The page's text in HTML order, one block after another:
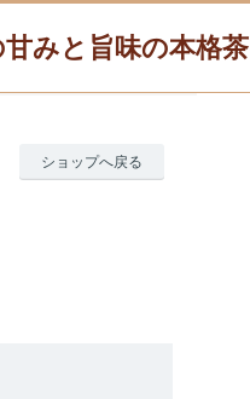
みと旨味の本格茶
ショップへ戻る